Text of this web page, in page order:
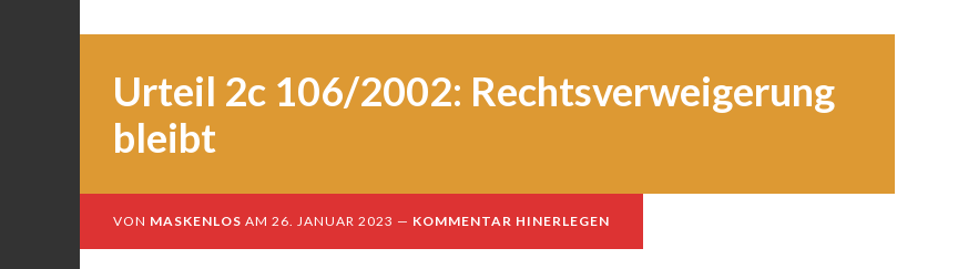
Urteil 2c 106/2002: Rechtsverweigerung
bleibt
VON MASKENLOS AM 26. JANUAR 2023 KOMMENTAR HINERLEGEN